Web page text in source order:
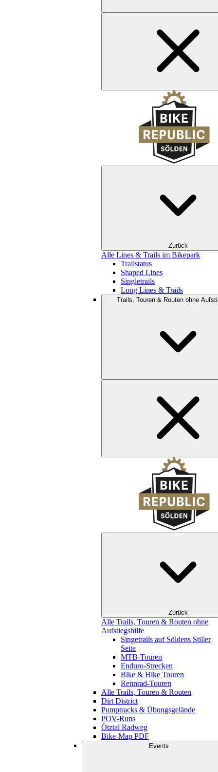
Zurück
Alle Lines & Trails im Bikepark
Trailstatus
Shaped Lines
Singletrails
Long Lines & Trails
Trails, Touren & Routen ohne
Zurück
Alle Trails, Touren & Routen ohne
Aufstiegshilfe
Singetrails auf Söldens Stiller
Seite
MTB-Touren
Enduro-Strecken
Bike & Hike Touren
Rennrad-Touren
Alle Trails, Touren & Routen
Dirt District
Pumptracks & Übungsgelände
POV-Runs
Ötztal Radweg
Bike-Map PDF
Events